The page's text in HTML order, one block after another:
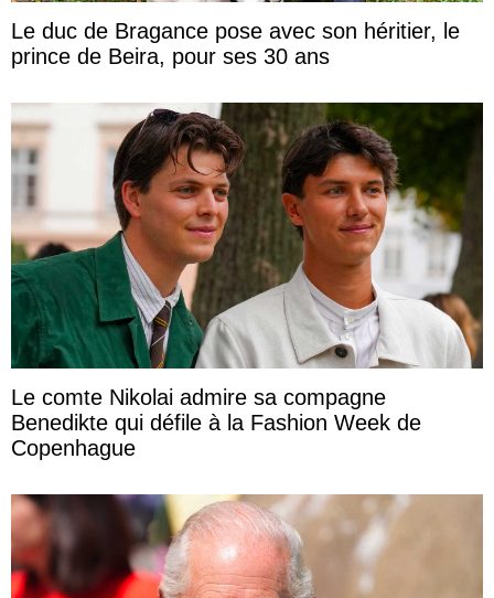
Le duc de Bragance pose avec son héritier, le
prince de Beira, pour ses 30 ans
Le comte Nikolai admire sa compagne
Benedikte qui défile à la Fashion Week de
Copenhague